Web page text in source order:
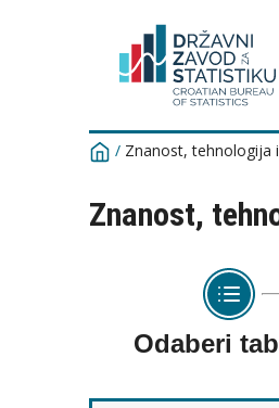
/ Znanost, tehnologija
Znanost,
Odaberi